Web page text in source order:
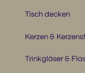
Tisch decken
Kerzen &
Trinkgläser &